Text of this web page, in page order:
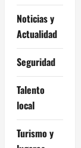
Noticias y
Actualidad
Seguridad
Talento
local
Turismo y